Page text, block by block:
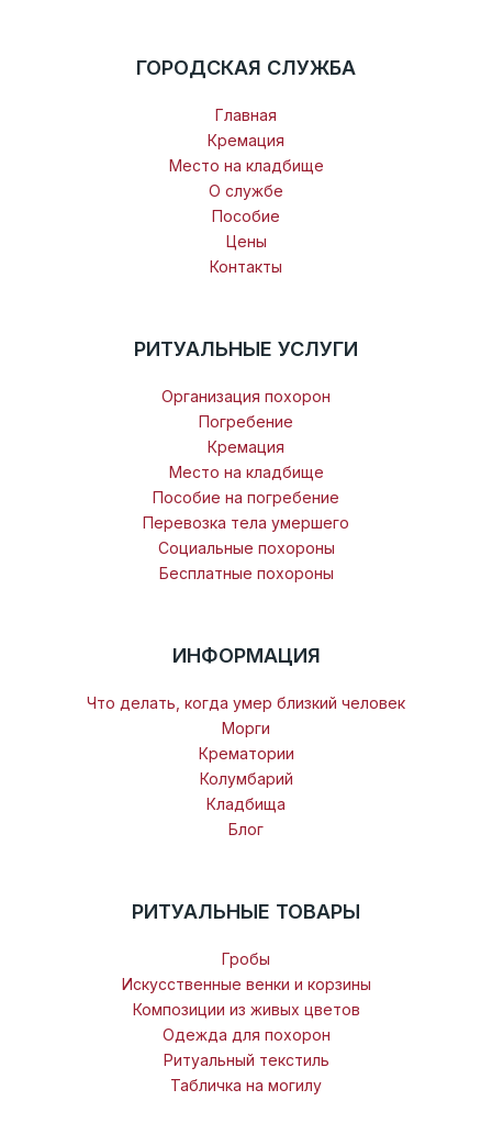
ГОРОДСКАЯ СЛУЖБА
Главная
Кремация
Место на кладбище
О службе
Пособие
Цены
Контакты
РИТУАЛЬНЫЕ УСЛУГИ
Организация похорон
Погребение
Кремация
Место на кладбище
Пособие на погребение
Перевозка тела умершего
Социальные похороны
Бесплатные похороны
ИНФОРМАЦИЯ
Что делать, когда умер близкий человек
Морги
Крематории
Колумбарий
Кладбища
Блог
РИТУАЛЬНЫЕ ТОВАРЫ
Гробы
Искусственные венки и корзины
Композиции из живых цветов
Одежда для похорон
Ритуальный текстиль
Табличка на могилу